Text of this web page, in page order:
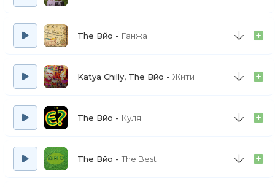
The Вйо Ганжа
Katya Chilly, The Вйо Жити
The Вйо Куля
The Вйо The Best